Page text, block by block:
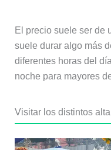
El precio suele ser de
suele durar algo más
diferentes horas del
noche para mayores
Visitar los distintos